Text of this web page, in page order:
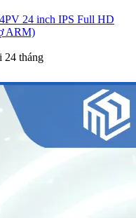
24 inch IPS Full HD
ARM)
24 tháng